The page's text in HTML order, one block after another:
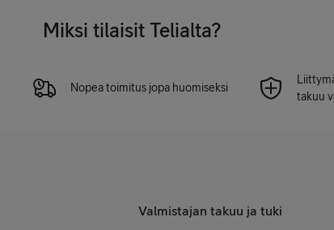
Miksi tilaisit Telialta?
Nopea toimitus jopa huomiseksi
takuu
Valmistajan takuu ja tuki